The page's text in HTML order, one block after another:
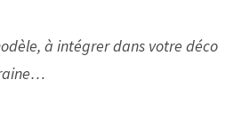
à intégrer dans votre déco